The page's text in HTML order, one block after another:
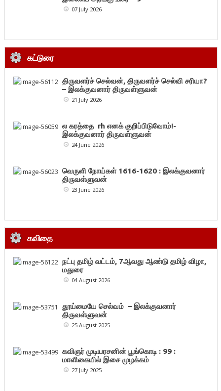
07 July 2026
கட்டுரை
திருவளர்ச் செல்வன், திருவளர்ச் செல்வி சரியா?
– இலக்குவனார் திருவள்ளுவன்
21 July 2026
ல கரத்தை rh எனக் குறிப்பிடுவோம்!-
இலக்குவனார் திருவள்ளுவன்
24 June 2026
வெருளி நோய்கள் 1616-1620 : இலக்குவனார்
திருவள்ளுவன்
23 June 2026
கவிதை
நட்பு தமிழ் வட்டம், 7ஆவது ஆண்டு தமிழ் விழா,
மதுரை
04 August 2026
தூய்மையே செல்வம் – இலக்குவனார்
திருவள்ளுவன்
25 August 2025
கவிஞர் முடியரசனின் பூங்கொடி : 99 :
மாளிகையில் இசை முழக்கம்
27 July 2025